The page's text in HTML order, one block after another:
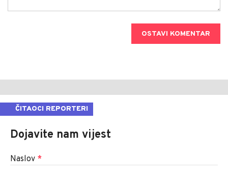
OSTAVI KOMENTAR
ČITAOCI REPORTERI
Dojavite nam vijest
Naslov *